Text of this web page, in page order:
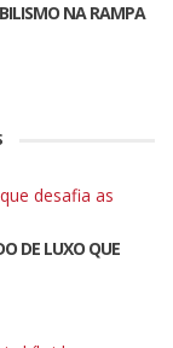
NA RAMPA
DE LUXO QUE